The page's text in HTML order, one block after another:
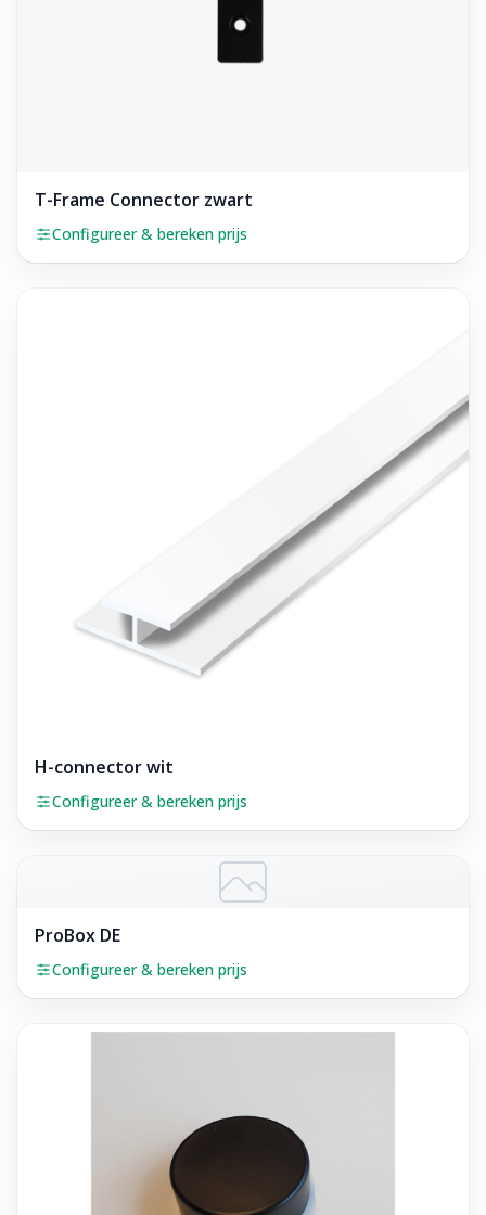
T-Frame Connector zwart
Configureer & bereken prijs
H-connector wit
Configureer & bereken prijs
ProBox DE
Configureer & bereken prijs